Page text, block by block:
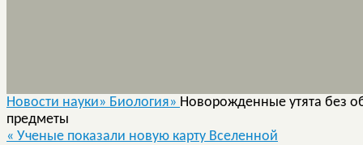
Новости науки» Биология» Новорожденные утята без
предметы
« Ученые показали новую карту Вселенной